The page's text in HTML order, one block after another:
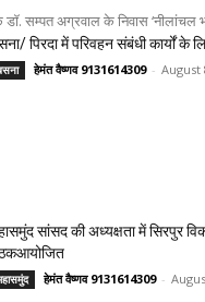
सम्पत अग्रवाल के निवास ‘नीलांचल
पिरदा में परिवहन संबंधी कार्यों के
हेमंत वैष्णव 9131614309 - August
सांसद की अध्यक्षता में सिरपुर
हेमंत वैष्णव 9131614309 -